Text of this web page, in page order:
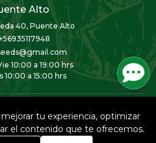
Alto
40, Puente Alto
10:00 a 19:00 hrs
10:00 a 15:00 hrs
© 2026
tu experiencia, optimizar
el contenido que te ofrecemos.